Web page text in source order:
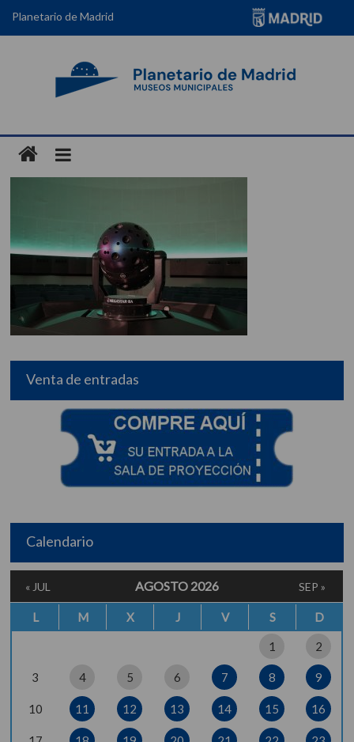
Planetario de Madrid
Venta de entradas
Calendario
AGOSTO 2026
L M X J V S D
1 2
3 4 5 6 7 8 9
10 11 12 13 14 15 16
« JUL SEP »